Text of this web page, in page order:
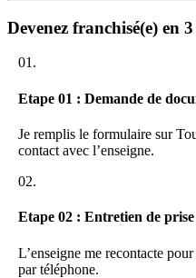
Devenez franchisé(e) en 3
01.
Etape 01 : Demande de
Je remplis le formulaire sur
contact avec l’enseigne.
02.
Etape 02 : Entretien de
L’enseigne me recontacte
par téléphone.